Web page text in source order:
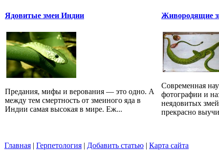
Ядовитые змеи Индии
Предания, мифы и верования — это одно. А
между тем смертность от змеиного яда в
Индии самая высокая в мире. Еж...
Живородящие
Современная
фотографии и
неядовитых
прекрасно
Главная | Герпетология | Добавить статью | Карта сайта